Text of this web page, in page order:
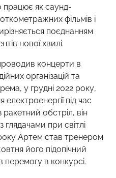
працює як саунд-
фільмів і
поєднанням
нової хвилі.
концерти в
організацій та
у грудні 2022 року,
під час
обстріл, він
при світлі
Артем став тренером
його підопічний
в конкурсі.